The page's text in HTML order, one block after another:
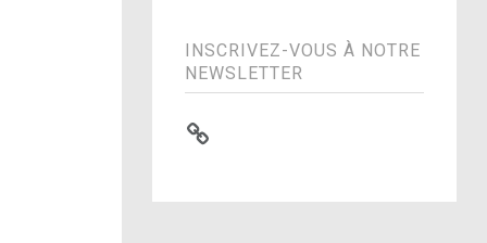
INSCRIVEZ-VOUS À NOTRE
NEWSLETTER